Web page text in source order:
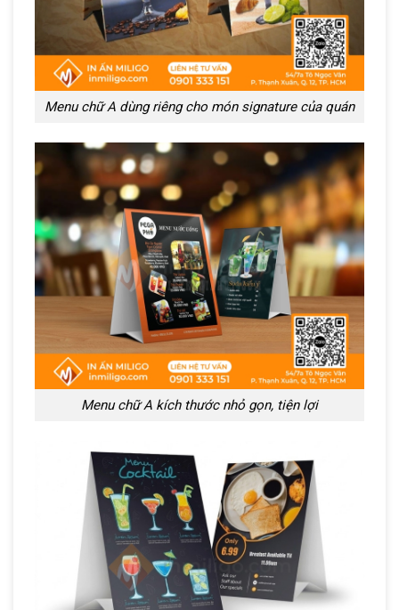
Menu chữ A dùng riêng cho món signature của quán
Menu chữ A kích thước nhỏ gọn, tiện lợi